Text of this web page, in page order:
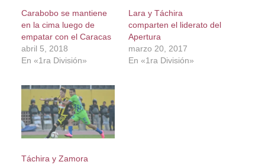
Carabobo se mantiene
en la cima luego de
empatar con el Caracas
abril 5, 2018
En «1ra División»
Lara y Táchira
comparten el liderato del
Apertura
marzo 20, 2017
En «1ra División»
Táchira y Zamora